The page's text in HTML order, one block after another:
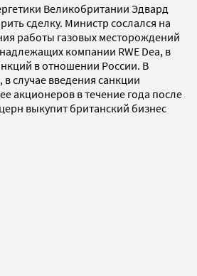
Великобритании Эдвард
сделку. Министр сослался на
работы газовых месторождений
компании RWE Dea, в
в отношении России. В
в случае введения санкции
акционеров в течение года после
выкупит британский бизнес